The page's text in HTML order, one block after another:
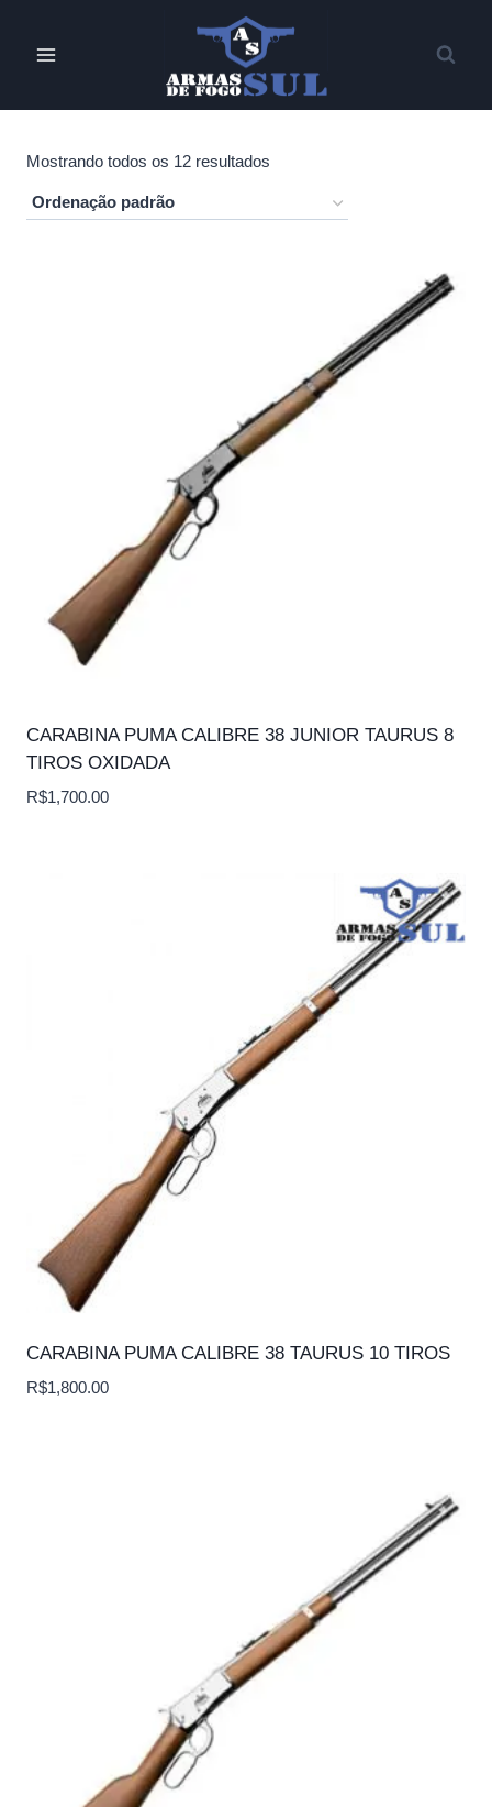
Mostrando todos os 12 resultados
CARABINA PUMA CALIBRE 38 JUNIOR TAURUS 8
TIROS OXIDADA
R$1,700.00
CARABINA PUMA CALIBRE 38 TAURUS 10 TIROS
R$1,800.00